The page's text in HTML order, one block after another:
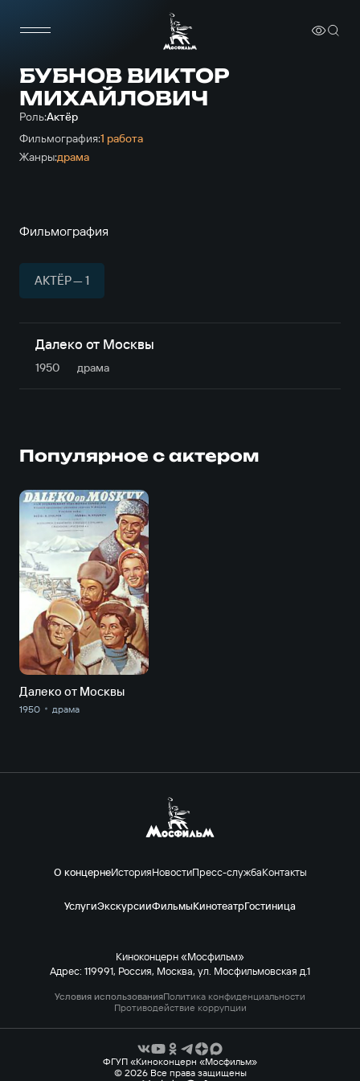
БУБНОВ ВИКТОР
МИХАЙЛОВИЧ
Роль:Актёр
Фильмография:1 работа
Жанры:драма
Фильмография
АКТЁР — 1
Далеко от Москвы
1950 драма
Популярное с актером
Далеко от Москвы
1950 драма
О концернеИсторияНовостиПресс-службаКонтакты
УслугиЭкскурсииФильмыКинотеатрГостиница
Киноконцерн «Мосфильм»
Адрес: 119991, Россия, Москва, ул. Мосфильмовская д.1
Условия использованияПолитика конфиденциальности
Противодействие коррупции
ФГУП «Киноконцерн «Мосфильм»
© 2026 Все права защищены